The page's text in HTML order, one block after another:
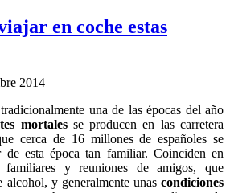
en coche estas
2014
una de las épocas del año
mortalesse producen en las carretera
cerca de 16 millones de españoles se
de esta época tan familiar. Coinciden en
familiares y reuniones de amigos, que
alcohol, y generalmente unas condiciones